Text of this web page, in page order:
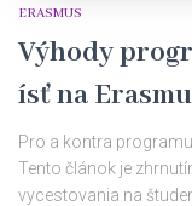
ERASMUS
Výhody
ísť na
Pro a kontra
Tento článok je
vycestovania na